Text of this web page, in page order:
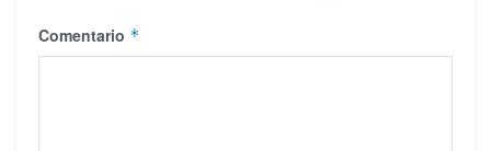
Comentario *